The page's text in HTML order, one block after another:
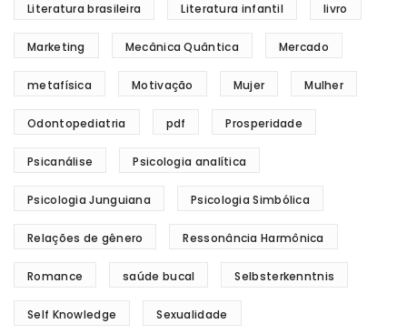
Literatura brasileira Literatura infantil livro
Marketing Mecânica Quântica Mercado
metafísica Motivação Mujer Mulher
Odontopediatria pdf Prosperidade
Psicanálise Psicologia analítica
Psicologia Junguiana Psicologia Simbólica
Relações de gênero Ressonância Harmônica
Romance saúde bucal Selbsterkenntnis
Self Knowledge Sexualidade